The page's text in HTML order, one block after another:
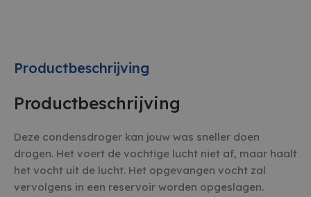
Productbeschrijving
Productbeschrijving
Deze condensdroger kan jouw was sneller doen
drogen. Het voert de vochtige lucht niet af, maar haalt
het vocht uit de lucht. Het opgevangen vocht zal
vervolgens in een reservoir worden opgeslagen.